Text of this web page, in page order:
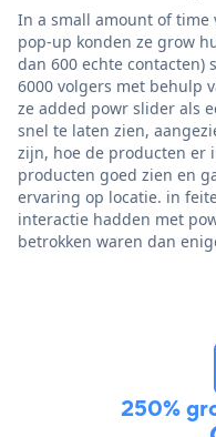
In a small amount of time
pop-up konden ze grow
dan 600 echte contacten)
6000 volgers met behulp
ze added powr slider als
snel te laten zien,
zijn, hoe de producten er
producten goed zien en
ervaring op locatie. in
interactie hadden met
betrokken waren dan
250%